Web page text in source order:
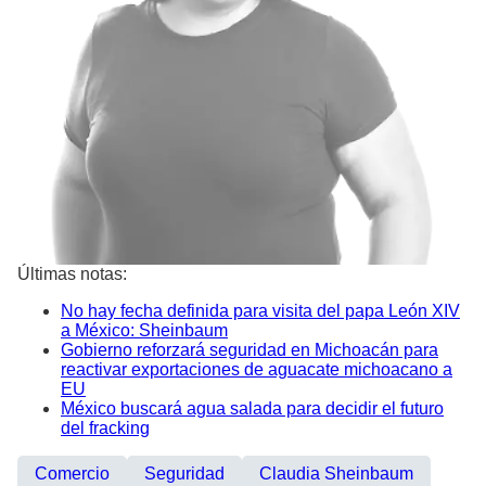
Últimas notas:
No hay fecha definida para visita del papa León XIV
a México: Sheinbaum
Gobierno reforzará seguridad en Michoacán para
reactivar exportaciones de aguacate michoacano a
EU
México buscará agua salada para decidir el futuro
del fracking
Comercio Seguridad
Claudia Sheinbaum